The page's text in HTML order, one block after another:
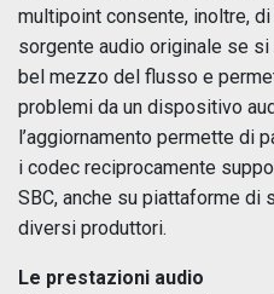
multipoint consente, inoltre,
sorgente audio originale se
bel mezzo del flusso e
problemi da un dispositivo
l’aggiornamento permette di
i codec reciprocamente
SBC, anche su piattaforme
diversi produttori.
Le prestazioni audio